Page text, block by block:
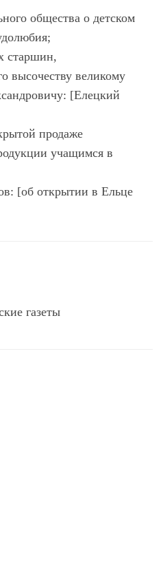
общества о детском
старшин,
высочеству великому
[Елецкий
продаже
учащимся в
[об открытии в Ельце
газеты